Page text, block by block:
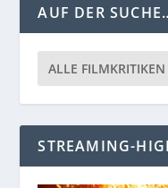
AUF DER
ALLE FILMKRITIKEN
STREAMING-